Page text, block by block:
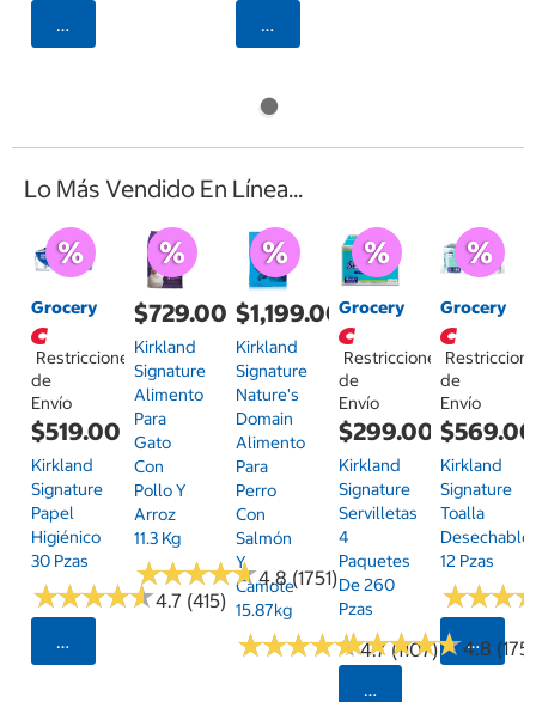
Seleccionar Código PostalSeleccionar Código Postal
Lo Más Vendido En Línea...
Grocery
Restricciones
de
Envío
$519.00
Kirkland
Signature
Papel
Higiénico
30 Pzas
★★★★★
★★★★★4.7 (415)
Seleccionar Código Postal
$729.00
Kirkland
Signature
Alimento
Para
Gato
Con
Pollo Y
Arroz
11.3 Kg
★★★★★
★★★★★4.8 (1751)
$1,199.00
Kirkland
Signature
Nature's
Domain
Alimento
Para
Perro
Con
Salmón
Y
Camote
15.87kg
★★★★★
★★★★★4.7 (1107)
Grocery
Restricciones
de
Envío
$299.00
Kirkland
Signature
Servilletas
4
Paquetes
De 260
Pzas
★★★★★
★★★★★4.8 (175)
Seleccionar
Grocery
de
Envío
$569.00
Kirkland
Signature
Toalla
Desechable
12 Pzas
★★★
★★★